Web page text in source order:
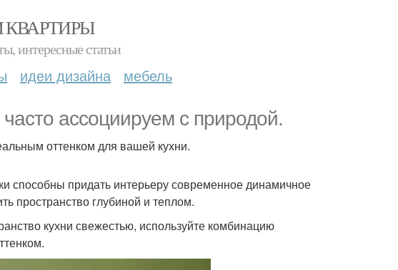
КВАРТИРЫ
интересные статьи
идеи дизайна мебель
ассоциируем с природой.
оттенком для вашей кухни.
способны придать интерьеру современное динамичное
пространство глубиной и теплом.
кухни свежестью, используйте комбинацию